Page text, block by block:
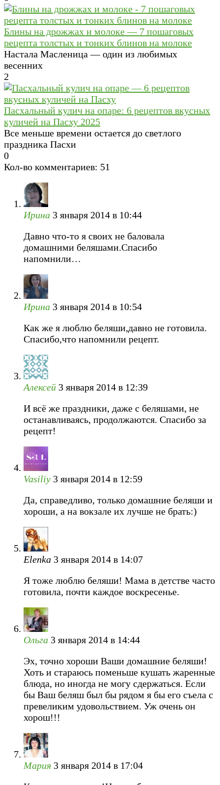
Блины на дрожжах и молоке — 7 пошаговых
рецепта толстых и тонких блинов на молоке
Настала Масленица — один из любимых
весенних
2
Пасхальный кулич на опаре: 6 рецептов вкусных
куличей на Пасху 2025
Все меньше времени остается до светлого
праздника Пасхи
0
Кол-во комментариев: 51
Ирина 3 января 2014 в 10:44
Давно что-то я своих не баловала
домашними беляшами.Спасибо
напомнили…
Ирина 3 января 2014 в 10:54
Как же я люблю беляши,давно не готовила.
Cпасибо,что напомнили рецепт.
Алексей 3 января 2014 в 12:39
И всё же праздники, даже с беляшами, не
останавливаясь, продолжаются. Спасибо за
рецепт!
Vasiliy 3 января 2014 в 12:59
Да, справедливо, только домашние беляши и
хороши, а на вокзале их лучше не брать:)
Elenka 3 января 2014 в 14:07
Я тоже люблю беляши! Мама в детстве часто
готовила, почти каждое воскресенье.
Ольга 3 января 2014 в 14:44
Эх, точно хороши Ваши домашние беляши!
Хоть и стараюсь поменьше кушать жаренные
блюда, но иногда не могу сдержаться. Если
бы Ваш беляш был бы рядом я бы его съела с
превеликим удовольствием. Уж очень он
хорош!!!
Мария 3 января 2014 в 17:04